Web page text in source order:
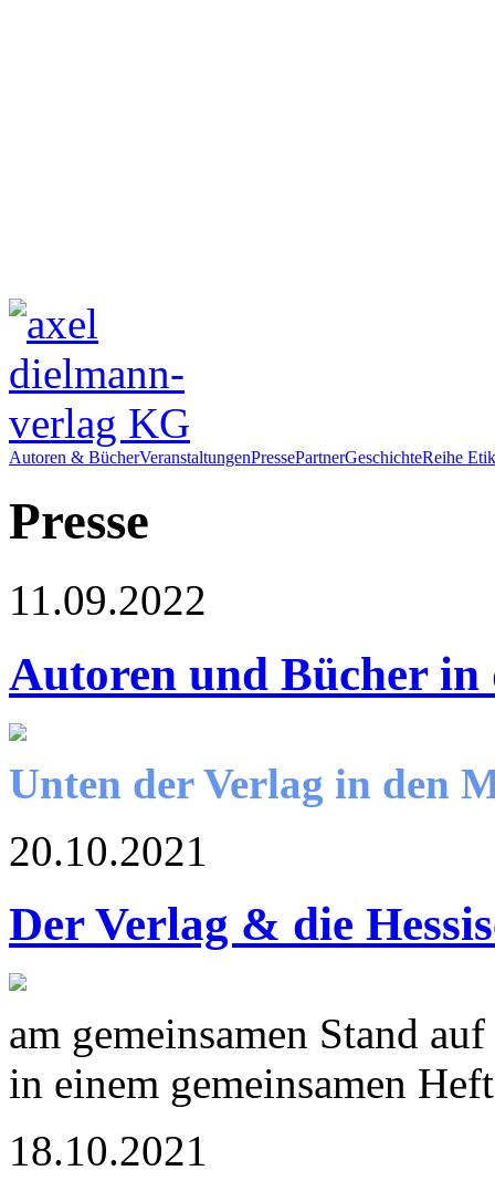
Autoren & BücherVeranstaltungenPressePartnerGeschichteReihe
Presse
11.09.2022
Autoren und Bücher in
Unten der Verlag in den
20.10.2021
Der Verlag & die
am gemeinsamen Stand
in einem gemeinsamen
18.10.2021